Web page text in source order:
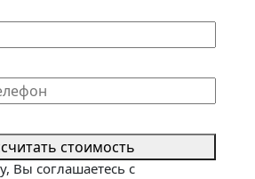
стоимость
Вы соглашаетесь с